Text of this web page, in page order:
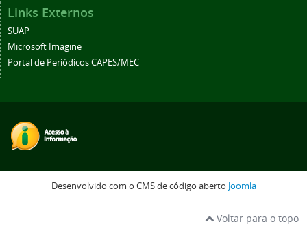
Links Externos
SUAP
Microsoft Imagine
Portal de Periódicos CAPES/MEC
Desenvolvido com o CMS de código aberto Joomla
Voltar para o topo